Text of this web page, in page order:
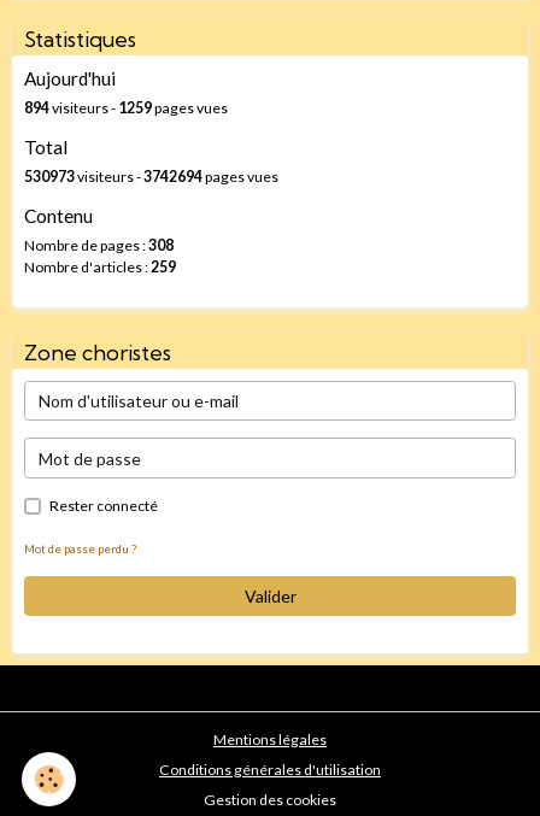
Statistiques
Aujourd'hui
894visiteurs - 1259pages vues
Total
530973visiteurs -3742694pages vues
Contenu
Nombre de pages :308
Nombre d'articles : 259
Zone choristes
Rester connecté
Mot de passe perdu ?
Valider
Mentions légales
Conditions générales d'utilisation
Gestion des cookies